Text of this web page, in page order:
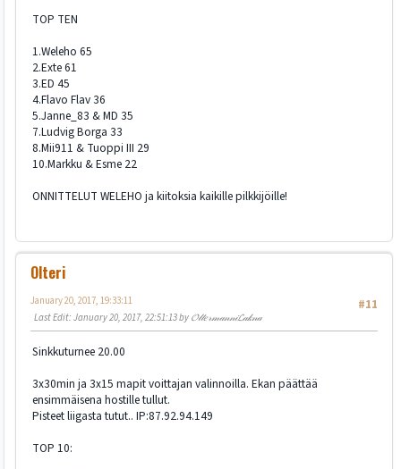
TOP TEN
1.Weleho 65
2.Exte 61
3.ED 45
4.Flavo Flav 36
5.Janne_83 & MD 35
7.Ludvig Borga 33
8.Mii911 & Tuoppi III 29
10.Markku & Esme 22
ONNITTELUT WELEHO ja kiitoksia kaikille pilkkijöille!
Olteri
#11
January 20, 2017, 19:33:11
Last Edit: January 20, 2017, 22:51:13 by 𝓞𝓁𝓉𝑒𝓇𝓂𝒶𝓃𝓃𝒾𝓛𝒶𝓀𝓃𝒶
Sinkkuturnee 20.00
3x30min ja 3x15 mapit voittajan valinnoilla. Ekan päättää
ensimmäisena hostille tullut.
Pisteet liigasta tutut.. IP:87.92.94.149
TOP 10: